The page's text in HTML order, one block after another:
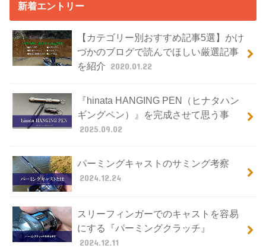
新着エントリー
【カテゴリー別おすすめ記事5選】かけ
づかのブログで読んでほしい厳選記事
を紹介 2020.01.22
『hinata HANGING PEN（ヒナタハン
ギングペン）』を完成させて思う事
2025.09.02
パーミングキャストのサミング考察
2024.12.24
スリーフィンガーでのキャストを容易
にする『パーミングクラッチ』
2024.12.11